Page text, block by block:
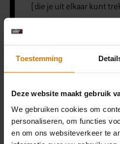
Toestemming
Deze website maakt gebruik
We gebruiken cookies om
personaliseren, om functies
en om ons websiteverkeer te
(die je uit elkaar kunt
samen in een
bestrijken